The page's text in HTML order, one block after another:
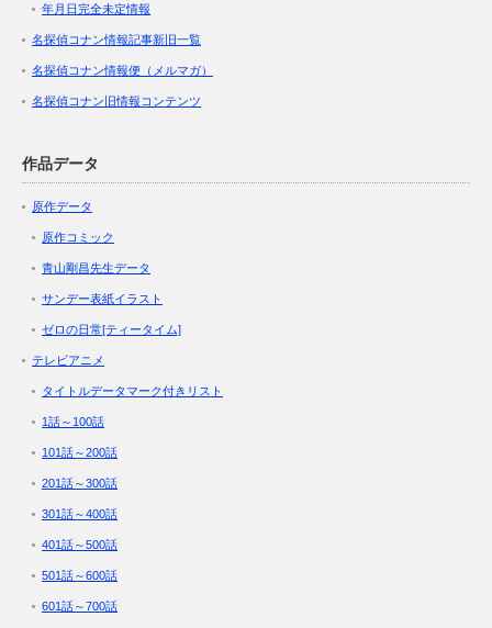
年月日完全未定情報
名探偵コナン情報記事新旧一覧
名探偵コナン情報便（メルマガ）
名探偵コナン旧情報コンテンツ
作品データ
原作データ
原作コミック
青山剛昌先生データ
サンデー表紙イラスト
ゼロの日常[ティータイム]
テレビアニメ
タイトルデータマーク付きリスト
1話～100話
101話～200話
201話～300話
301話～400話
401話～500話
501話～600話
601話～700話